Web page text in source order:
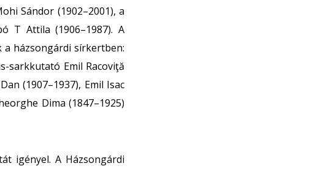
Sándor (1902–2001), a
T Attila (1906–1987). A
házsongárdi sírkertben:
sarkkutató Emil Racoviţă
(1907–1937), Emil Isac
Dima (1847–1925)
igényel. A Házsongárdi